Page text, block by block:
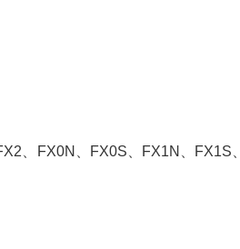
、FX0N、FX0S、FX1N、FX1S